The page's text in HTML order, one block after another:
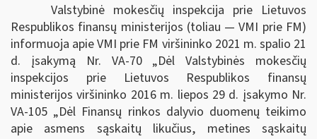
Valstybinė mokesčių inspekcija prie Lietuvos
Respublikos finansų ministerijos (toliau ― VMI prie FM)
informuoja apie VMI prie FM viršininko 2021 m. spalio 21
d. įsakymą Nr. VA-70 „Dėl Valstybinės mokesčių
inspekcijos prie Lietuvos Respublikos finansų
ministerijos viršininko 2016 m. liepos 29 d. įsakymo Nr.
VA-105 „Dėl Finansų rinkos dalyvio duomenų teikimo
apie asmens sąskaitų likučius, metines sąskaitų